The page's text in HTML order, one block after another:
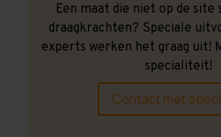
Een maat die niet op de site
draagkrachten? Speciale
experts werken het graag uit!
specialiteit!
Contact met